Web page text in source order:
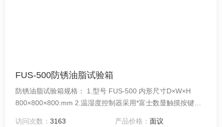
FUS-500防锈油脂试验箱
防锈油脂试验箱规格： 1.型号 FUS-500 内形尺寸D×W×H
800×800×800:mm 2.温湿度控制器采用*富士数显触摸按键温
访问次数：3163 产品价格： 面议